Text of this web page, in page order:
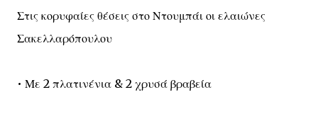
Στις κορυφαίες θέσεις στο Ντουμπάι οι ελαιώνες
Σακελλαρόπουλου
• Με 2 πλατινένια & 2 χρυσά βραβεία